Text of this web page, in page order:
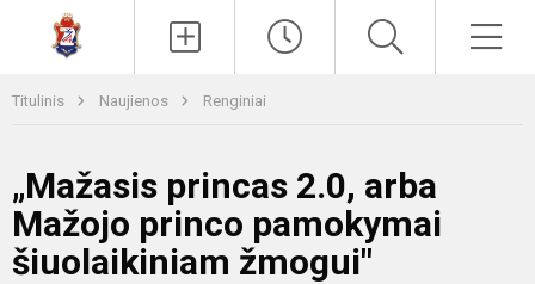
Titulinis Naujienos Renginiai
„Mažasis princas 2.0, arba
Mažojo princo pamokymai
šiuolaikiniam žmogui"